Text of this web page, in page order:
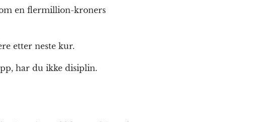
en flermillion-kroners
etter neste kur.
har du ikke disiplin.